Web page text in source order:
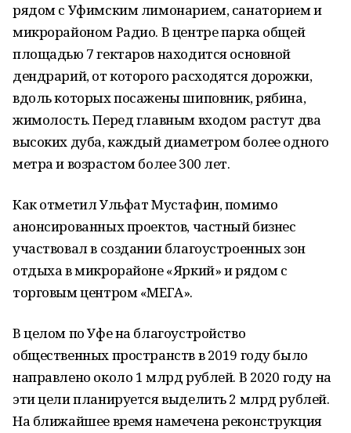
рядом с Уфимским лимонарием, санаторием и
микрорайоном Радио. В центре парка общей
площадью 7 гектаров находится основной
дендрарий, от которого расходятся дорожки,
вдоль которых посажены шиповник, рябина,
жимолость. Перед главным входом растут два
высоких дуба, каждый диаметром более одного
метра и возрастом более 300 лет.
Как отметил Ульфат Мустафин, помимо
анонсированных проектов, частный бизнес
участвовал в создании благоустроенных зон
отдыха в микрорайоне «Яркий» и рядом с
торговым центром «МЕГА».
В целом по Уфе на благоустройство
общественных пространств в 2019 году было
направлено около 1 млрд рублей. В 2020 году на
эти цели планируется выделить 2 млрд рублей.
На ближайшее время намечена реконструкция